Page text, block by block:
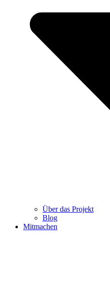
Über das Projekt
Blog
Mitmachen